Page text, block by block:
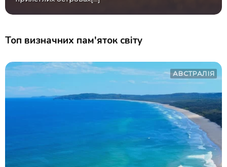
Топ визначних пам'яток світу
АВСТРАЛІЯ